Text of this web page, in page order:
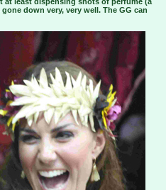
down very, very well. The GG can